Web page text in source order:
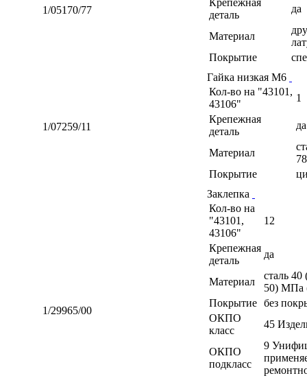
1/05170/77
деталь
да
Материал
Покрытие
1/07259/11
Гайка низкая М6
Кол-во на "43101,
43106"
1
Крепежная
деталь
да
Материал
Покрытие
1/29965/00
Заклепка
Кол-во на
"43101,
43106"
12
Крепежная
деталь
да
Материал
сталь
50) МПа
Покрытие без
ОКПО
класс
45
ОКПО
подкласс
9